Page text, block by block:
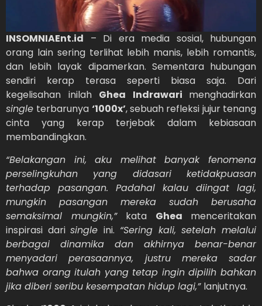
INSOMNIAEnt.id – Di era media sosial, hubungan
orang lain sering terlihat lebih manis, lebih romantis,
dan lebih layak dipamerkan. Sementara hubungan
sendiri kerap terasa seperti biasa saja. Dari
kegelisahan inilah Ghea Indrawari menghadirkan
single terbarunya ‘1000x’, sebuah refleksi jujur tenang
cinta yang kerap terjebak dalam kebiasaan
membandingkan.
“Belakangan ini, aku melihat banyak fenomena
perselingkuhan yang didasari ketidakpuasan
terhadap pasangan. Padahal kalau diingat lagi,
mungkin pasangan mereka sudah berusaha
semaksimal mungkin,”kata Ghea menceritakan
inspirasi darisingleini. “Sering kali, setelah melalui
berbagai dinamika dan akhirnya benar-benar
menyadari perasaannya, justru mereka sadar
bahwa orang itulah yang tetap ingin dipilih bahkan
jika diberi seribu kesempatan hidup lagi,” lanjutnya.